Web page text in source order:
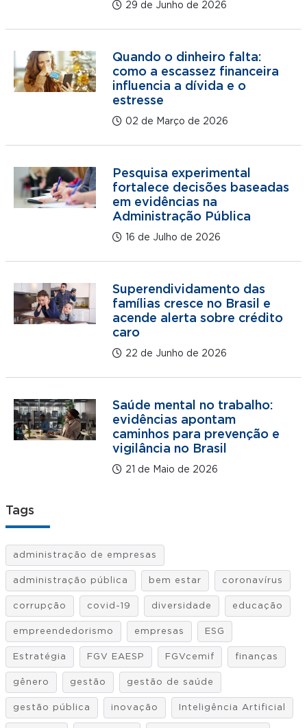
29 de Junho de 2026
Quando o dinheiro falta:
como a escassez financeira
influencia a dívida e o
estresse
02 de Março de 2026
Pesquisa experimental
fortalece decisões baseadas
em evidências na
Administração Pública
16 de Julho de 2026
Superendividamento das
famílias cresce no Brasil e
acende alerta sobre crédito
caro
22 de Junho de 2026
Saúde mental no trabalho:
evidências apontam
caminhos para prevenção e
vigilância no Brasil
21 de Maio de 2026
Tags
administração de empresas
administração pública bem estar coronavírus
corrupção covid-19 diversidade educação
empreendedorismo empresas ESG
Estratégia FGV EAESP FGVcemif finanças
gênero gestão gestão de saúde
gestão pública inovação Inteligência Artificial